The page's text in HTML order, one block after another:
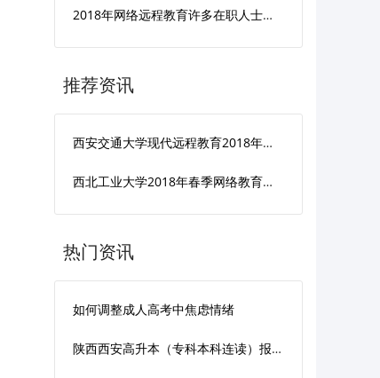
2018年网络远程教育许多在职人士提升学历专升本的首选
推荐资讯
西安交通大学现代远程教育2018年春季招生简章
西北工业大学2018年春季网络教育（专升本、高起专）招生简章
热门资讯
如何调整成人高考中焦虑情绪
陕西西安高升本（专科本科连读）报读须知